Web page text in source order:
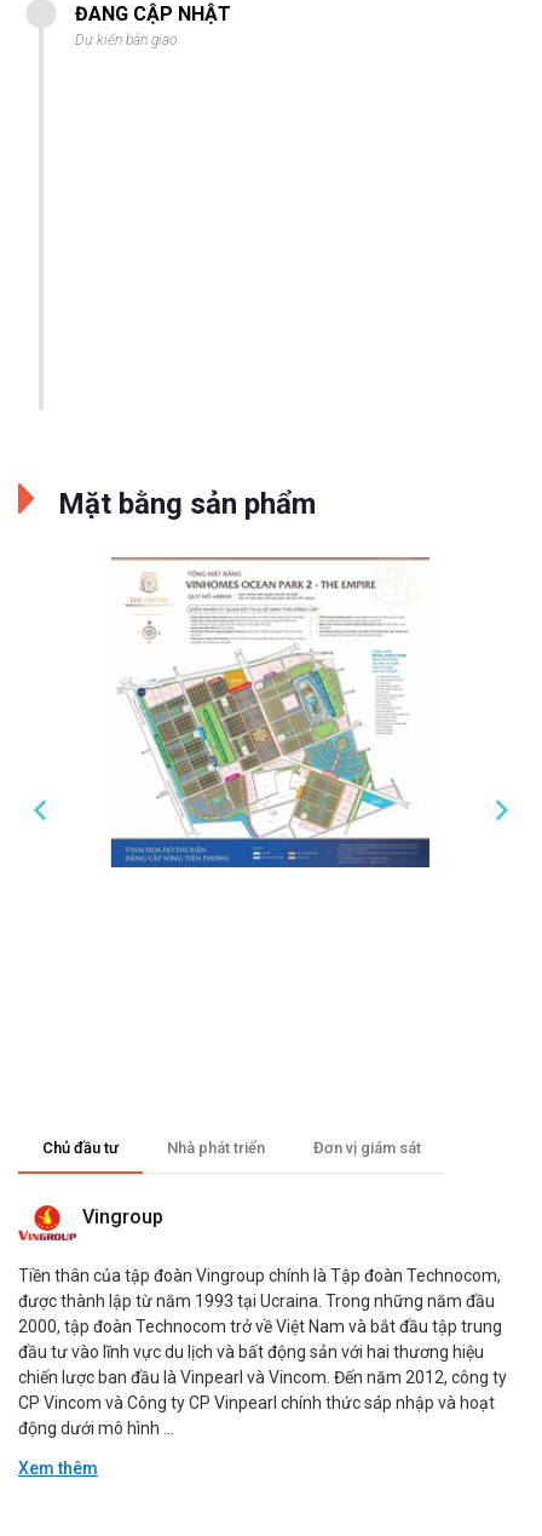
ĐANG CẬP NHẬT
Dự kiến bàn giao
Mặt bằng sản phẩm
Chủ đầu tư Nhà phát triển Đơn vị giám sát
Vingroup
Tiền thân của tập đoàn Vingroup chính là Tập đoàn Technocom,
được thành lập từ năm 1993 tại Ucraina. Trong những năm đầu
2000, tập đoàn Technocom trở về Việt Nam và bắt đầu tập trung
đầu tư vào lĩnh vực du lịch và bất động sản với hai thương hiệu
chiến lược ban đầu là Vinpearl và Vincom. Đến năm 2012, công ty
CP Vincom và Công ty CP Vinpearl chính thức sáp nhập và hoạt
động dưới mô hình ...
Xem thêm